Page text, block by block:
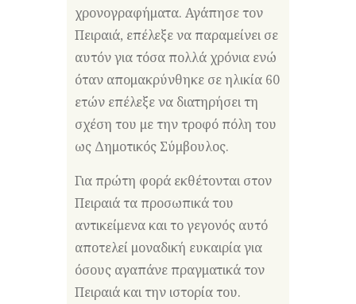
χρονογραφήματα. Αγάπησε τον
Πειραιά, επέλεξε να παραμείνει σε
αυτόν για τόσα πολλά χρόνια ενώ
όταν απομακρύνθηκε σε ηλικία 60
ετών επέλεξε να διατηρήσει τη
σχέση του με την τροφό πόλη του
ως Δημοτικός Σύμβουλος.
Για πρώτη φορά εκθέτονται στον
Πειραιά τα προσωπικά του
αντικείμενα και το γεγονός αυτό
αποτελεί μοναδική ευκαιρία για
όσους αγαπάνε πραγματικά τον
Πειραιά και την ιστορία του.